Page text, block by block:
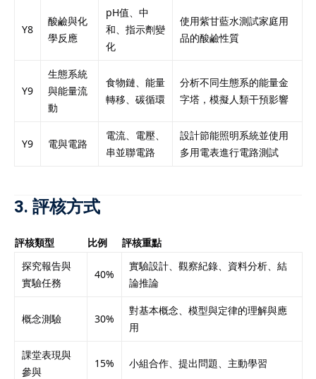
Y8
酸鹼與化
學反應
pH值、中
和、指示劑變
化
使用紫甘藍水測試家庭用
品的酸鹼性質
Y9
生態系統
與能量流
動
食物鏈、能量
轉移、碳循環
分析不同生態系的能量金
字塔，模擬人類干預影響
Y9 電與電路
電流、電壓、
串並聯電路
設計節能照明系統並使用
多用電表進行電路測試
3. 評核方式
評核類型 比例
評核重點
探究報告與
實驗任務
40%
實驗設計、觀察紀錄、資料分析、結
論推論
概念測驗 30%
對基本概念、模型與定律的理解與應
用
課堂表現與
參與
15% 小組合作、提出問題、主動學習